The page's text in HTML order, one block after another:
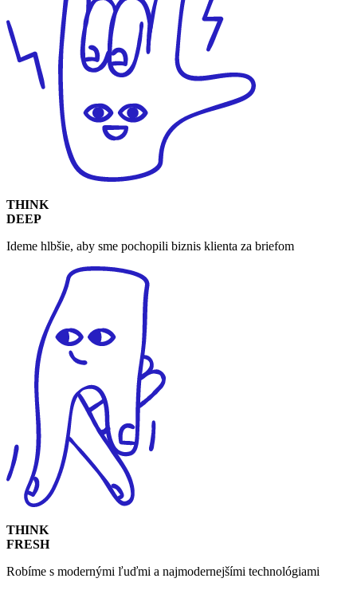
THINK
DEEP
Ideme hlbšie, aby sme pochopili biznis klienta za briefom
THINK
FRESH​
Robíme s modernými ľuďmi a najmodernejšími technológiami​